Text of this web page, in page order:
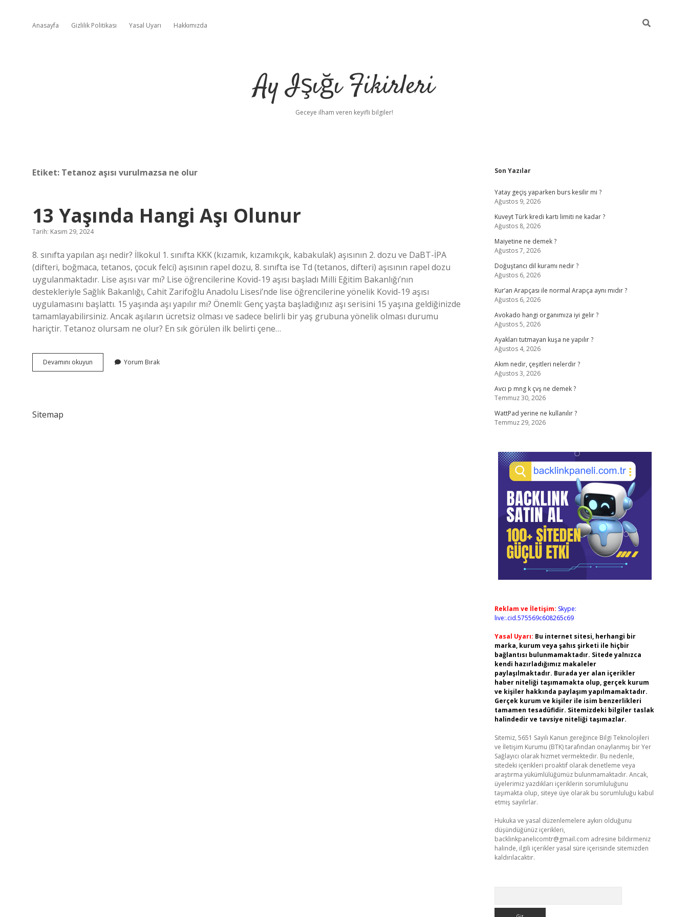
Anasayfa Gizlilik Politikası Yasal Uyarı Hakkımızda
Ay Işığı Fikirleri
Geceye ilham veren keyifli bilgiler!
Etiket: Tetanoz aşısı vurulmazsa ne olur
13 Yaşında Hangi Aşı Olunur
Tarih: Kasım 29, 2024
8. sınıfta yapılan aşı nedir? İlkokul 1. sınıfta KKK (kızamık, kızamıkçık, kabakulak) aşısının 2. dozu ve DaBT-İPA
(difteri, boğmaca, tetanos, çocuk felci) aşısının rapel dozu, 8. sınıfta ise Td (tetanos, difteri) aşısının rapel dozu
uygulanmaktadır. Lise aşısı var mı? Lise öğrencilerine Kovid-19 aşısı başladı Milli Eğitim Bakanlığı’nın
destekleriyle Sağlık Bakanlığı, Cahit Zarifoğlu Anadolu Lisesi’nde lise öğrencilerine yönelik Kovid-19 aşısı
uygulamasını başlattı. 15 yaşında aşı yapılır mı? Önemli: Genç yaşta başladığınız aşı serisini 15 yaşına geldiğinizde
tamamlayabilirsiniz. Ancak aşıların ücretsiz olması ve sadece belirli bir yaş grubuna yönelik olması durumu
hariçtir. Tetanoz olursam ne olur? En sık görülen ilk belirti çene…
Devamını okuyun
Yaşında
Yorum Bırak
Sitemap
Sidebar
Son Yazılar
Yatay geçiş yaparken burs kesilir mi ?
Ağustos 9, 2026
Kuveyt Türk kredi kartı limiti ne kadar ?
Ağustos 8, 2026
Maiyetine ne demek ?
Ağustos 7, 2026
Doğuştancı dil kuramı nedir ?
Ağustos 6, 2026
Kur’an Arapçası ile normal Arapça aynı mıdır ?
Ağustos 6, 2026
Avokado hangi organımıza iyi gelir ?
Ağustos 5, 2026
Ayakları tutmayan kuşa ne yapılır ?
Ağustos 4, 2026
Akım nedir, çeşitleri nelerdir ?
Ağustos 3, 2026
Avcı p mng k çvş ne demek ?
Temmuz 30, 2026
WattPad yerine ne kullanılır ?
Temmuz 29, 2026
Reklam ve İletişim: Skype:
live:.cid.575569c608265c69
Yasal Uyarı: Bu internet sitesi, herhangi bir
marka, kurum veya şahıs şirketi ile hiçbir
bağlantısı bulunmamaktadır. Sitede yalnızca
kendi hazırladığımız makaleler
paylaşılmaktadır. Burada yer alan içerikler
haber niteliği taşımamakta olup, gerçek kurum
ve kişiler hakkında paylaşım yapılmamaktadır.
Gerçek kurum ve kişiler ile isim benzerlikleri
tamamen tesadüfidir. Sitemizdeki bilgiler taslak
halindedir ve tavsiye niteliği taşımazlar.
Sitemiz, 5651 Sayılı Kanun gereğince Bilgi Teknolojileri
ve İletişim Kurumu (BTK) tarafından onaylanmış bir Yer
Sağlayıcı olarak hizmet vermektedir. Bu nedenle,
sitedeki içerikleri proaktif olarak denetleme veya
araştırma yükümlülüğümüz bulunmamaktadır. Ancak,
üyelerimiz yazdıkları içeriklerin sorumluluğunu
taşımakta olup, siteye üye olarak bu sorumluluğu kabul
etmiş sayılırlar.
Hukuka ve yasal düzenlemelere aykırı olduğunu
düşündüğünüz içerikleri,
backlinkpanelicomtr@gmail.com adresine bildirmeniz
halinde, ilgili içerikler yasal süre içerisinde sitemizden
kaldırılacaktır.